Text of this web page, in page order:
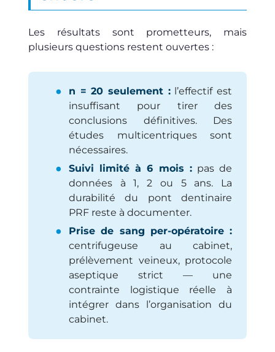
Les résultats sont prometteurs, mais
plusieurs questions restent ouvertes :
n = 20 seulement :l’effectif est
insuffisant pour tirer des
conclusions définitives. Des
études multicentriques sont
nécessaires.
Suivi limité à 6 mois :pas de
données à 1, 2 ou 5 ans. La
durabilité du pont dentinaire
PRF reste à documenter.
Prise de sang per-opératoire :
centrifugeuse au cabinet,
prélèvement veineux, protocole
aseptique strict — une
contrainte logistique réelle à
intégrer dans l’organisation du
cabinet.